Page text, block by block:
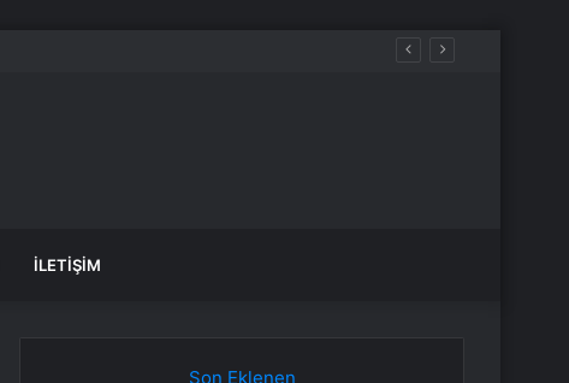
İLETIŞIM
Son Eklenen